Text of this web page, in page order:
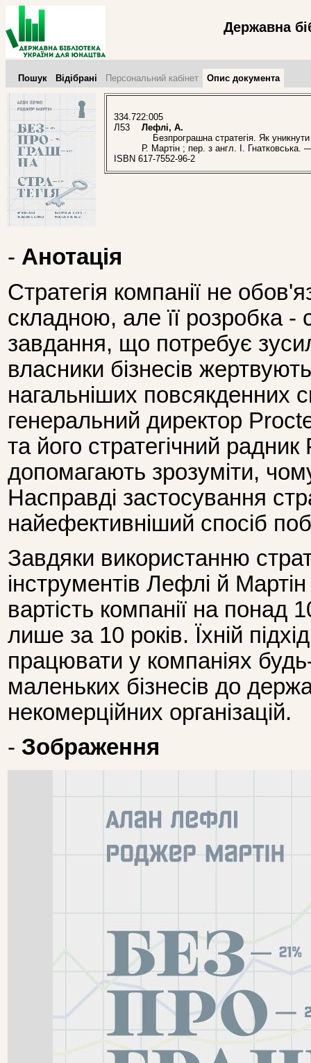
Державна
Пошук Відібрані Персональний кабінет Опис документа
334.722:005
Л53
Лефлі, А.
Безпрограшна стратегія. Як
Р. Мартін ; пер. з англ. І.
ISBN 617-7552-96-2
- Анотація
Стратегія компанії не
складною, але її розробка -
завдання, що потребує
власники бізнесів
нагальніших повсякденних
генеральний директор
та його стратегічний
допомагають зрозуміти,
Насправді застосування
найефективніший спосіб
Завдяки використанню
інструментів Лефлі й
вартість компанії на понад
лише за 10 років. Їхній
працювати у компаніях
маленьких бізнесів до
некомерційних організацій.
- Зображення